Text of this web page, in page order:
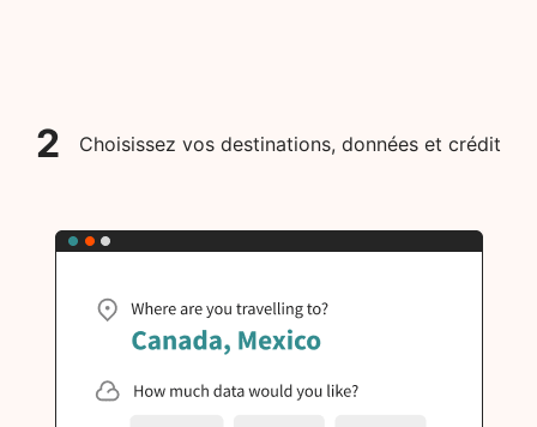
2 Choisissez vos destinations, données et crédit